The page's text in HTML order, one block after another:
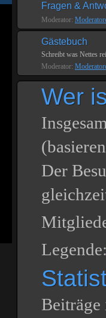
Fragen &
Moderator:
Gästebuch
Schreibt was Nettes
Moderator:
Wer
Der
Legende:
Beiträge